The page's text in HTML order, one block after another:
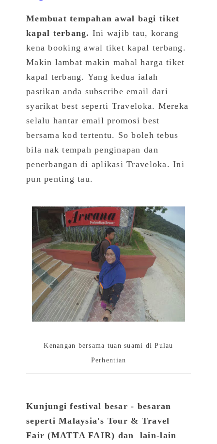
Membuat tempahan awal bagi tiket
kapal terbang. Ini wajib tau, korang
kena booking awal tiket kapal terbang.
Makin lambat makin mahal harga tiket
kapal terbang. Yang kedua ialah
pastikan anda subscribe email dari
syarikat best seperti Traveloka. Mereka
selalu hantar email promosi best
bersama kod tertentu. So boleh tebus
bila nak tempah penginapan dan
penerbangan di aplikasi Traveloka. Ini
pun penting tau.
Kenangan bersama tuan suami di Pulau
Perhentian
Kunjungi festival besar - besaran
seperti Malaysia's Tour & Travel
Fair (MATTA FAIR) dan lain-lain